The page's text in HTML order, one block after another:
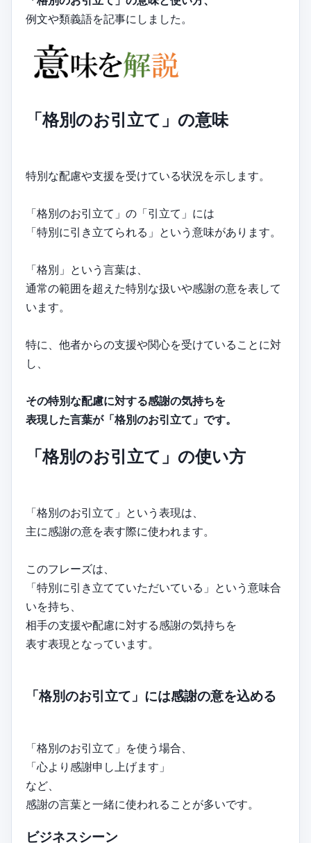
例文や類義語を記事にしました。
「格別のお引立て」の意味
特別な配慮や支援を受けている状況を示します。
「格別のお引立て」の「引立て」には
「特別に引き立てられる」という意味があります。
「格別」という言葉は、
通常の範囲を超えた特別な扱いや感謝の意を表して
います。
特に、他者からの支援や関心を受けていることに対
し、
その特別な配慮に対する感謝の気持ちを
表現した言葉が「格別のお引立て」です。
「格別のお引立て」の使い方
「格別のお引立て」という表現は、
主に感謝の意を表す際に使われます。
このフレーズは、
「特別に引き立てていただいている」という意味合
いを持ち、
相手の支援や配慮に対する感謝の気持ちを
表す表現となっています。
「格別のお引立て」には感謝の意を込める
「格別のお引立て」を使う場合、
「心より感謝申し上げます」
など、
感謝の言葉と一緒に使われることが多いです。
ビジネスシーン